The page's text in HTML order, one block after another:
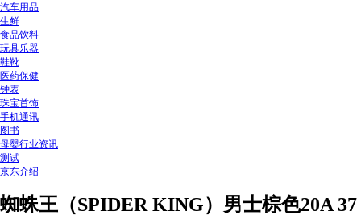
汽车用品
生鲜
食品饮料
玩具乐器
鞋靴
医药保健
钟表
珠宝首饰
手机通讯
图书
母婴行业资讯
测试
京东介绍
蜘蛛王（SPIDER KING）男士棕色20A 37